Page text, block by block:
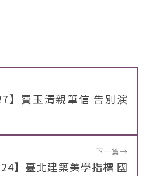
】費玉清親筆信 告別演
下一篇→
】臺北建築美學指標 國